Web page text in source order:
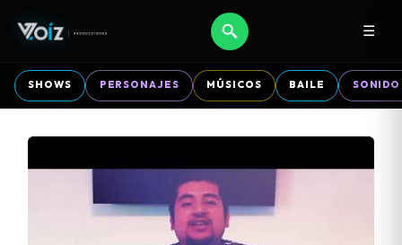
☰
SHOWS PERSONAJES MÚSICOS BAILE SONIDO